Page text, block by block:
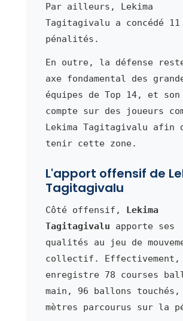
Par ailleurs, Lekima
Tagitagivalu a concédé 11
pénalités.
En outre, la défense
axe fondamental des
équipes de Top 14, et son
compte sur des joueurs
Lekima Tagitagivalu afin
tenir cette zone.
L'apport offensif de
Tagitagivalu
Côté offensif, Lekima
Tagitagivalu apporte ses
qualités au jeu de
collectif.
enregistre 78 courses
main, 96 ballons touchés,
mètres parcourus sur la